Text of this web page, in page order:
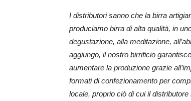
I distributori sanno che la birra
produciamo birra di alta qualità, in
degustazione, alla meditazione,
aggiungo, il nostro birrificio
aumentare la produzione grazie
formati di confezionamento per
locale, proprio ciò di cui il distributore